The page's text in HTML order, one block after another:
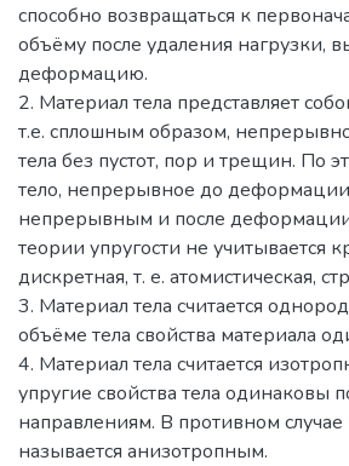
способно возвращаться к
объёму после удаления нагрузки,
деформацию.
2. Материал тела представляет
т.е. сплошным образом,
тела без пустот, пор и трещин. По
тело, непрерывное до деформации,
непрерывным и после
теории упругости не учитывается
дискретная, т. е. атомистическая,
3. Материал тела считается
объёме тела свойства материала
4. Материал тела считается
упругие свойства тела одинаковы
направлениям. В противном случае
называется анизотропным.